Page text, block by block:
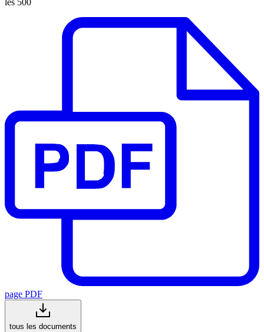
les 500
page PDF
tous les documents